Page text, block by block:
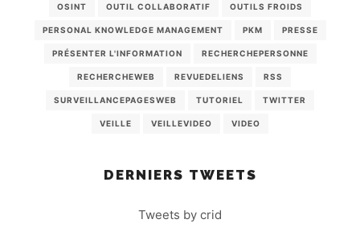
OSINT OUTIL COLLABORATIF OUTILS FROIDS
PERSONAL KNOWLEDGE MANAGEMENT PKM PRESSE
PRÉSENTER L'INFORMATION RECHERCHEPERSONNE
RECHERCHEWEB REVUEDELIENS RSS
SURVEILLANCEPAGESWEB TUTORIEL TWITTER
VEILLE VEILLEVIDEO VIDEO
DERNIERS TWEETS
Tweets by crid